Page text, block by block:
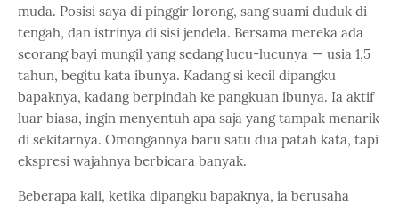
muda. Posisi saya di pinggir lorong, sang suami duduk di
tengah, dan istrinya di sisi jendela. Bersama mereka ada
seorang bayi mungil yang sedang lucu-lucunya — usia 1,5
tahun, begitu kata ibunya. Kadang si kecil dipangku
bapaknya, kadang berpindah ke pangkuan ibunya. Ia aktif
luar biasa, ingin menyentuh apa saja yang tampak menarik
di sekitarnya. Omongannya baru satu dua patah kata, tapi
ekspresi wajahnya berbicara banyak.
Beberapa kali, ketika dipangku bapaknya, ia berusaha